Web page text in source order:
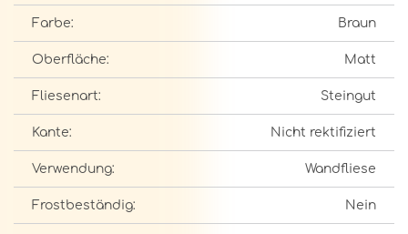
Farbe: Braun
Oberfläche: Matt
Fliesenart: Steingut
Kante: Nicht rektifiziert
Verwendung: Wandfliese
Frostbeständig: Nein